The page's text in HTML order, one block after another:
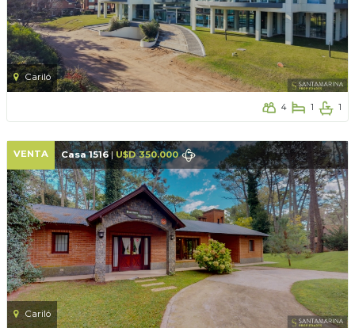
Cariló
4 1 1
VENTA Casa 1516|U$D 350.000
Cariló